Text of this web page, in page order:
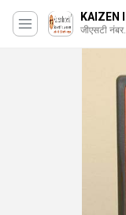
KAIZEN
जीएसटी